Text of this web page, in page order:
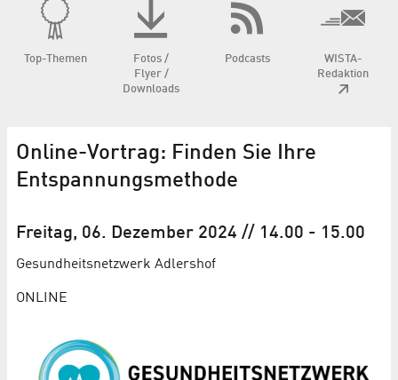
Top-Themen
Fotos /
Flyer /
Downloads
Podcasts
WISTA-
Redaktion
Online-Vortrag: Finden Sie Ihre
Entspannungsmethode
Freitag, 06. Dezember 2024 // 14.00 - 15.00
Gesundheits­netzwerk Adlershof
ONLINE